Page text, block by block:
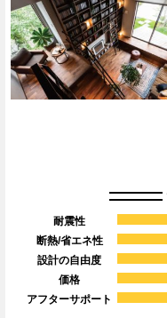
耐震性
断熱/省エネ性
設計の自由度
価格
アフターサポート